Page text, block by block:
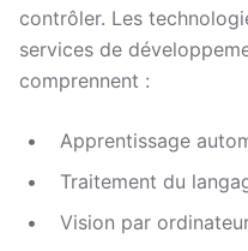
contrôler. Les
services de
comprennent :
Apprentissage
Traitement du
Vision par